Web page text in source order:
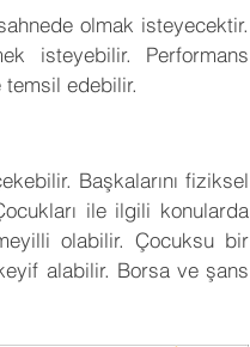
olmak isteyecektir.
isteyebilir. Performans
temsil edebilir.
Başkalarını fiziksel
ile ilgili konularda
olabilir. Çocuksu bir
alabilir. Borsa ve şans